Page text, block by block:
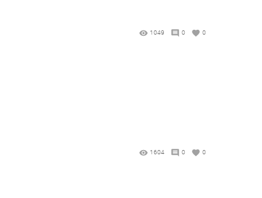
1049 0 0
1604 0 0